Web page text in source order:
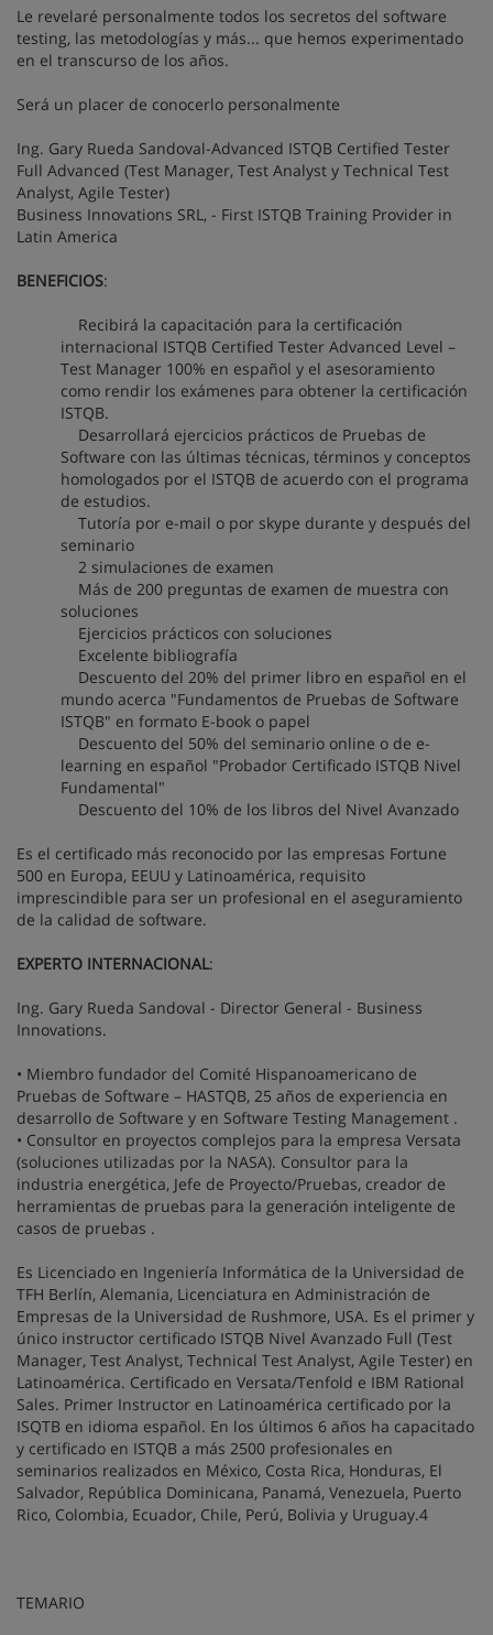
Le revelaré personalmente todos los secretos del software
testing, las metodologías y más... que hemos experimentado
en el transcurso de los años.
Será un placer de conocerlo personalmente
Ing. Gary Rueda Sandoval-Advanced ISTQB Certified Tester
Full Advanced (Test Manager, Test Analyst y Technical Test
Analyst, Agile Tester)
Business Innovations SRL, - First ISTQB Training Provider in
Latin America
BENEFICIOS:
Recibirá la capacitación para la certificación
internacional ISTQB Certified Tester Advanced Level –
Test Manager 100% en español y el asesoramiento
como rendir los exámenes para obtener la certificación
ISTQB.
Desarrollará ejercicios prácticos de Pruebas de
Software con las últimas técnicas, términos y conceptos
homologados por el ISTQB de acuerdo con el programa
de estudios.
Tutoría por e-mail o por skype durante y después del
seminario
2 simulaciones de examen
Más de 200 preguntas de examen de muestra con
soluciones
Ejercicios prácticos con soluciones
Excelente bibliografía
Descuento del 20% del primer libro en español en el
mundo acerca "Fundamentos de Pruebas de Software
ISTQB" en formato E-book o papel
Descuento del 50% del seminario online o de e-
learning en español "Probador Certificado ISTQB Nivel
Fundamental"
Descuento del 10% de los libros del Nivel Avanzado
Es el certificado más reconocido por las empresas Fortune
500 en Europa, EEUU y Latinoamérica, requisito
imprescindible para ser un profesional en el aseguramiento
de la calidad de software.
EXPERTO INTERNACIONAL:
Ing. Gary Rueda Sandoval - Director General - Business
Innovations.
• Miembro fundador del Comité Hispanoamericano de
Pruebas de Software – HASTQB, 25 años de experiencia en
desarrollo de Software y en Software Testing Management .
• Consultor en proyectos complejos para la empresa Versata
(soluciones utilizadas por la NASA). Consultor para la
industria energética, Jefe de Proyecto/Pruebas, creador de
herramientas de pruebas para la generación inteligente de
casos de pruebas .
Es Licenciado en Ingeniería Informática de la Universidad de
TFH Berlín, Alemania, Licenciatura en Administración de
Empresas de la Universidad de Rushmore, USA. Es el primer y
único instructor certificado ISTQB Nivel Avanzado Full (Test
Manager, Test Analyst, Technical Test Analyst, Agile Tester) en
Latinoamérica. Certificado en Versata/Tenfold e IBM Rational
Sales. Primer Instructor en Latinoamérica certificado por la
ISQTB en idioma español. En los últimos 6 años ha capacitado
y certificado en ISTQB a más 2500 profesionales en
seminarios realizados en México, Costa Rica, Honduras, El
Salvador, República Dominicana, Panamá, Venezuela, Puerto
Rico, Colombia, Ecuador, Chile, Perú, Bolivia y Uruguay.4
TEMARIO